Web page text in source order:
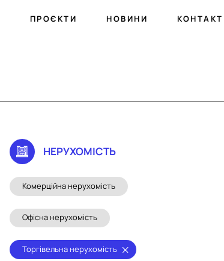
ПРОЄКТИ НОВИНИ
НЕРУХОМIСТЬ
Комерційна нерухомість
Офісна нерухомість
Торгівельна нерухомість